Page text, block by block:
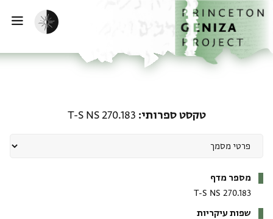
לתוכןהבית
הפעלת מצב כהה
טקסט ספרותי T-S NS 270.183
מספר מדף
T-S NS 270.183
שפות עיקריות